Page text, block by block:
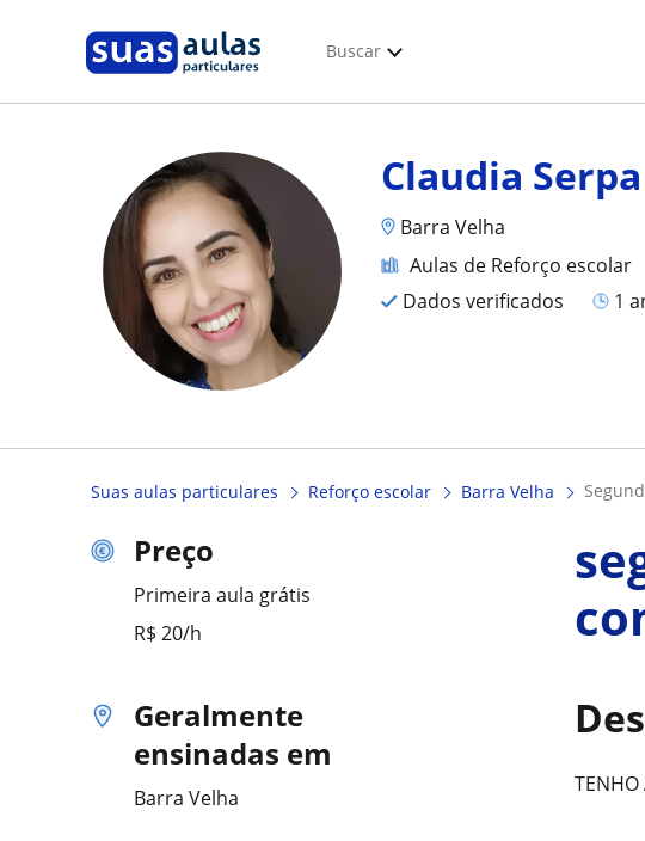
Buscar
Claudia
Barra Velha
Aulas de Reforço escolar
Dados verificados
1
Suas aulas particulares Reforço escolar Barra Velha
Preço
Primeira aula grátis
R$ 20/h
Geralmente
ensinadas em
Barra Velha
TENHO